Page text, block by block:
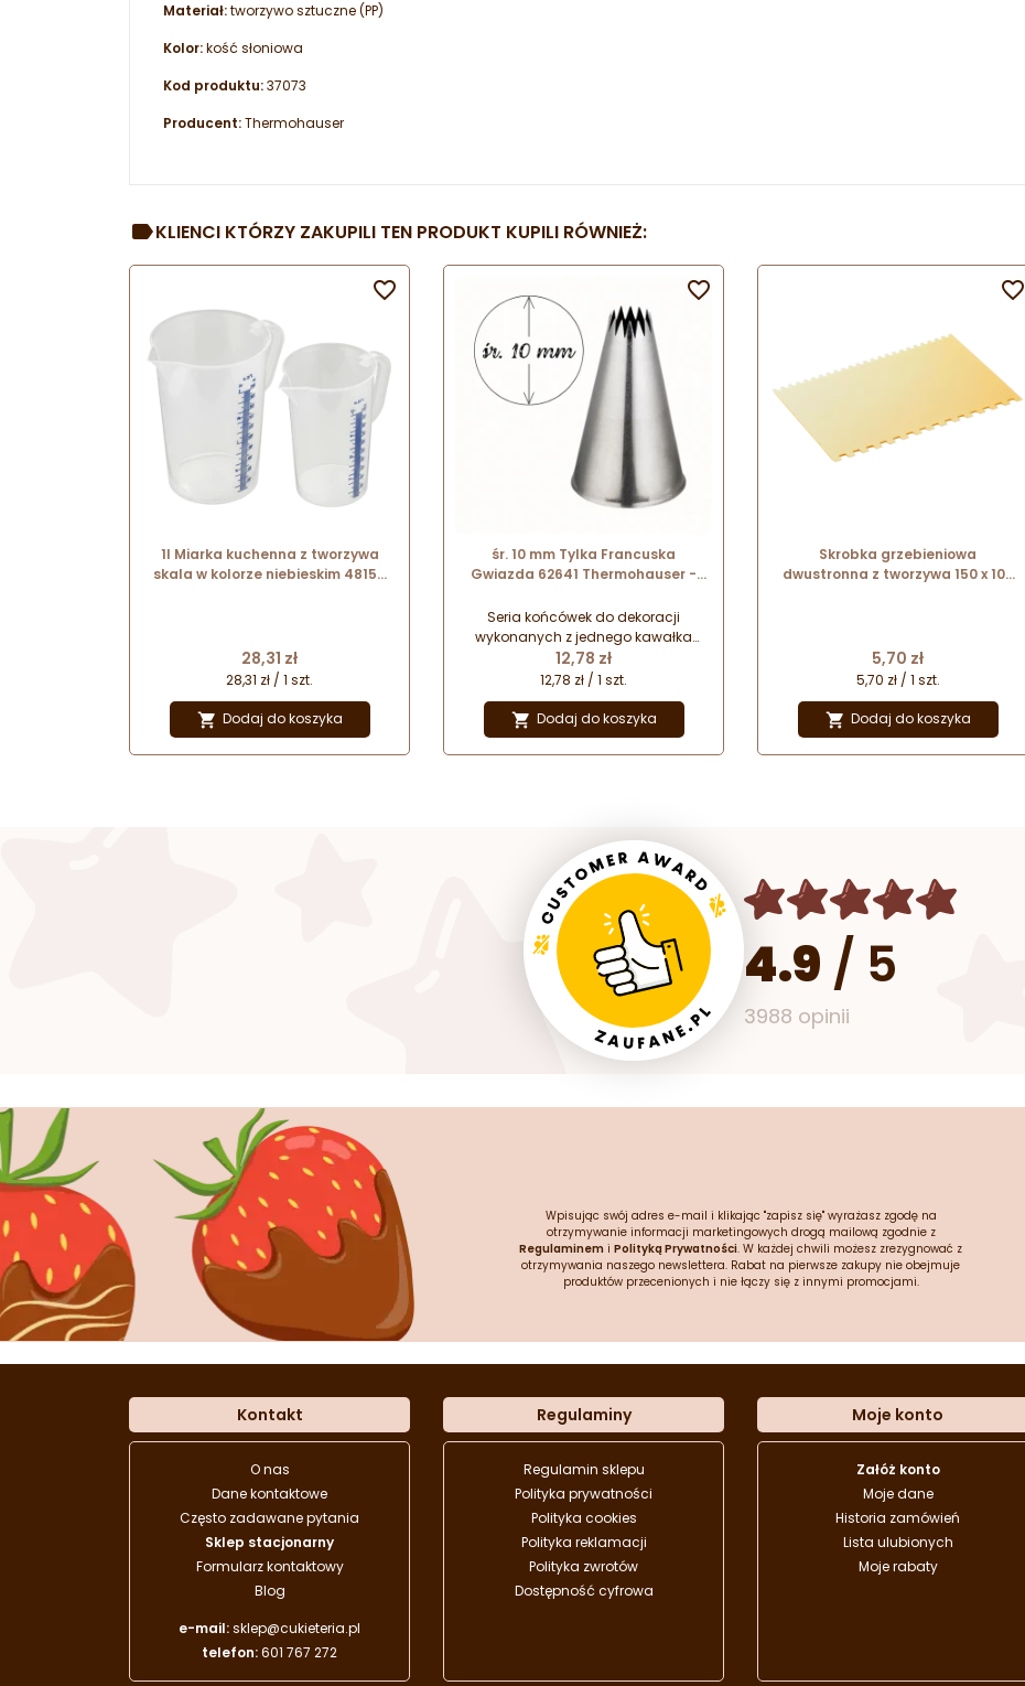
Materiał:tworzywo sztuczne (PP)
Kolor:kość słoniowa
Kod produktu:37073
Producent:Thermohauser
KLIENCI KTÓRZY ZAKUPILI TEN PRODUKT KUPILI RÓWNIEŻ:
1l Miarka kuchenna z tworzywa
skala w kolorze niebieskim 48156
Cena
28,31 zł
28,31 zł / 1 szt.
 Dodaj do koszyka

śr. 10 mm Tylka Francuska
Gwiazda 62641 Thermohauser -
nierdzewnej - 14 ząbków
Seria końcówek do dekoracji
wykonanych z jednego kawałka
stali nierdzewnej. Niezbędny element
wyposażenia każdej profesjonalnej i
domowej pracowni cukierniczej.
Okrągła tylka cukiernicza w kształcie
gwiazdy z drobnymi ząbkami.
Cena
12,78 zł
12,78 zł / 1 szt.
 Dodaj do koszyka

Skrobka grzebieniowa
dwustronna z tworzywa 150 x 100
Cena
5,70 zł
5,70 zł / 1 szt.
 Dodaj do koszyka

4.9 / 5
3988 opinii
Wpisując swój adres e-mail i klikając "zapisz się" wyrażasz zgodę na
otrzymywanie informacji marketingowych drogą mailową zgodnie z
Regulaminem i Polityką Prywatności. W każdej chwili możesz zrezygnować z
otrzymywania naszego newslettera. Rabat na pierwsze zakupy nie obejmuje
produktów przecenionych i nie łączy się z innymi promocjami.
Kontakt
O nas
Dane kontaktowe
Często zadawane pytania
Sklep stacjonarny
Formularz kontaktowy
Blog
e-mail:sklep@cukieteria.pl
telefon:601 767 272
Regulaminy
Regulamin sklepu
Polityka prywatności
Polityka cookies
Polityka reklamacji
Polityka zwrotów
Dostępność cyfrowa
Moje konto
Załóż konto
Moje dane
Historia zamówień
Lista ulubionych
Moje rabaty